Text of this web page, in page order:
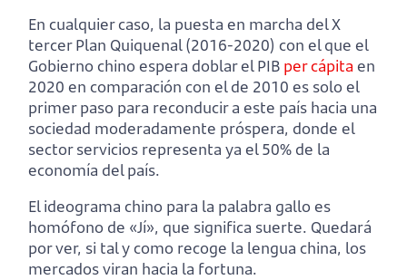
En cualquier caso, la puesta en marcha del X
tercer Plan Quiquenal (2016-2020) con el que el
Gobierno chino espera doblar el PIB percápita en
2020 en comparación con el de 2010 es solo el
primer paso para reconducir a este país hacia una
sociedad moderadamente próspera, donde el
sector servicios representa ya el 50% de la
economía del país.
El ideograma chino para la palabra gallo es
homófono de «Jí», que significa suerte. Quedará
por ver, si tal y como recoge la lengua china, los
mercados viran hacia la fortuna.